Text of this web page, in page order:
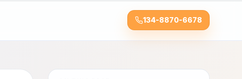
134-8870-6678